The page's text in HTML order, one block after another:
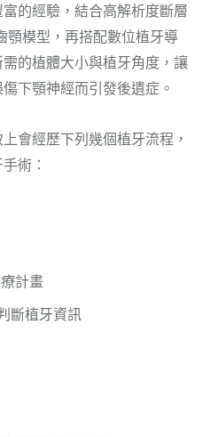
的經驗，結合高解析度斷層
顎模型，再搭配數位植牙導
的植體大小與植牙角度，讓
下顎神經而引發後遺症。
會經歷下列幾個植牙流程，
術：
計畫
斷植牙資訊